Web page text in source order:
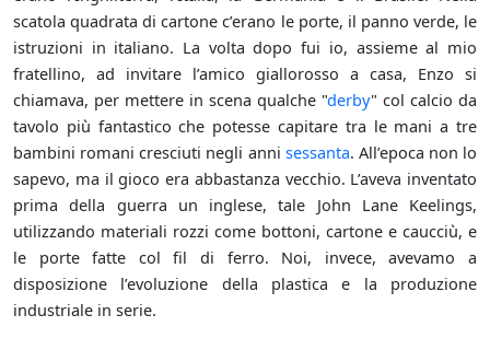
scatola quadrata di cartone c’erano le porte, il panno verde, le
istruzioni in italiano. La volta dopo fui io, assieme al mio
fratellino, ad invitare l’amico giallorosso a casa, Enzo si
chiamava, per mettere in scena qualche "derby" col calcio da
tavolo più fantastico che potesse capitare tra le mani a tre
bambini romani cresciuti negli anni sessanta. All’epoca non lo
sapevo, ma il gioco era abbastanza vecchio. L’aveva inventato
prima della guerra un inglese, tale John Lane Keelings,
utilizzando materiali rozzi come bottoni, cartone e caucciù, e
le porte fatte col fil di ferro. Noi, invece, avevamo a
disposizione l’evoluzione della plastica e la produzione
industriale in serie.